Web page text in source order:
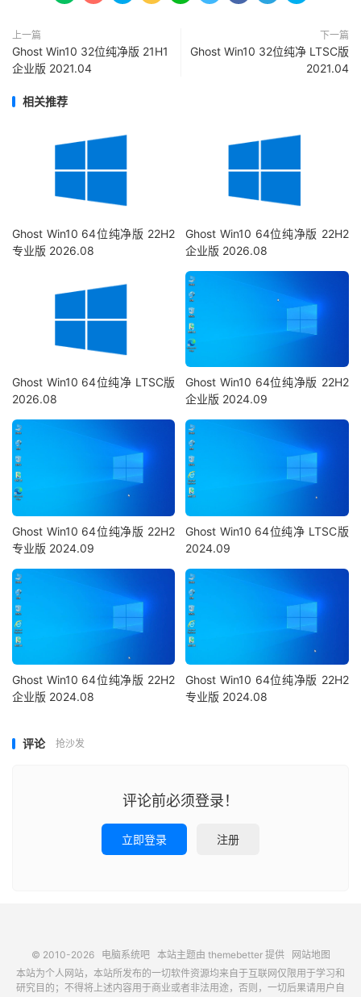
上一篇
Ghost Win10 32位纯净版 21H1
企业版 2021.04
下一篇
Ghost Win10 32位纯净 LTSC版
2021.04
相关推荐
Ghost Win10 64位纯净版 22H2
专业版 2026.08
Ghost Win10 64位纯净版 22H2
企业版 2026.08
Ghost Win10 64位纯净 LTSC版
2026.08
Ghost Win10 64位纯净版 22H2
企业版 2024.09
Ghost Win10 64位纯净版 22H2
专业版 2024.09
Ghost Win10 64位纯净 LTSC版
2024.09
Ghost Win10 64位纯净版 22H2
企业版 2024.08
Ghost Win10 64位纯净版 22H2
专业版 2024.08
评论 抢沙发
评论前必须登录！
立即登录 注册
© 2010-2026 电脑系统吧本站主题由 themebetter提供
网站地图
本站为个人网站，本站所发布的一切软件资源均来自于互联网仅限用于学习和
研究目的；不得将上述内容用于商业或者非法用途，否则，一切后果请用户自